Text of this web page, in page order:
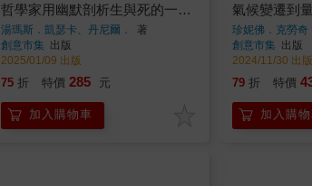
哲學家用幽默剖析生與死的一切
【暢銷新版】
湯瑪斯．凱瑟卡、丹尼爾．
著
創意市集 出版
2025/01/09 出版
75 折 特價 285 元
加入購物車
氣候變遷到
個最關鍵理
應用
珍妮佛．克勞奇
創意市集 出版
2024/11/30 出版
79 折 特價
加入購物